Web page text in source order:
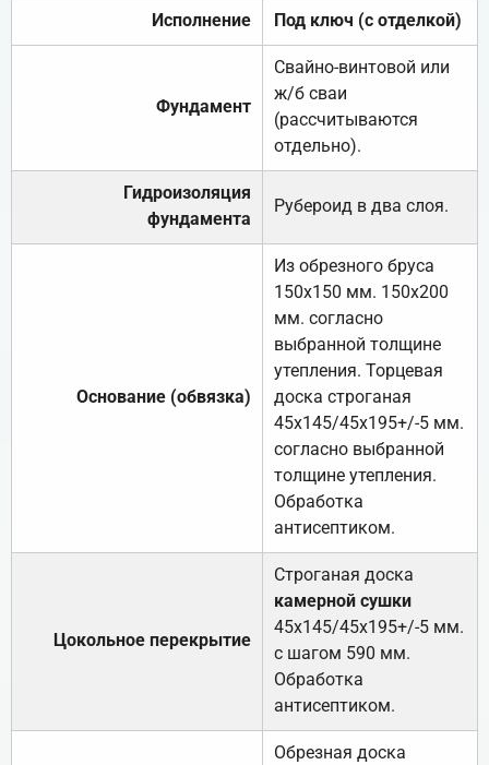
Исполнение Под ключ (с отделкой)
Фундамент
Свайно-винтовой или
ж/б сваи
(рассчитываются
отдельно).
Гидроизоляция
фундамента
Рубероид в два слоя.
Основание (обвязка)
Из обрезного бруса
150х150 мм. 150х200
мм. согласно
выбранной толщине
утепления. Торцевая
доска строганая
45х145/45х195+/-5 мм.
согласно выбранной
толщине утепления.
Обработка
антисептиком.
Цокольное перекрытие
Строганая доска
камерной сушки
45х145/45х195+/-5 мм.
с шагом 590 мм.
Обработка
антисептиком.
Обрезная доска